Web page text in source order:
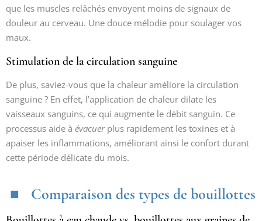
que les muscles relâchés envoyent moins de signaux de
douleur au cerveau. Une douce mélodie pour soulager vos
maux.
Stimulation de la circulation sanguine
De plus, saviez-vous que la chaleur améliore la circulation
sanguine ? En effet, l’application de chaleur dilate les
vaisseaux sanguins, ce qui augmente le débit sanguin. Ce
processus aide à évacuerplus rapidement les toxines et à
apaiser les inflammations, améliorant ainsi le confort durant
cette période délicate du mois.
Comparaison des types de bouillottes